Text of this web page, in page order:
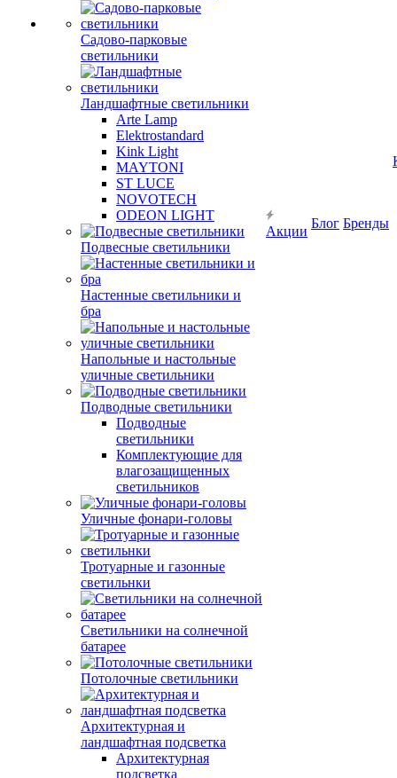
Садово-парковые
светильники
Ландшафтные светильники
Arte Lamp
Elektrostandard
Kink Light
MAYTONI
ST LUCE
NOVOTECH
ODEON LIGHT
Подвесные светильники
Настенные светильники и
бра
Напольные и настольные
уличные светильники
Подводные светильники
Подводные
светильники
Комплектующие для
влагозащищенных
светильников
Уличные фонари-головы
Тротуарные и газонные
светильнки
Светильники на солнечной
батарее
Потолочные светильники
Архитектурная и
ландшафтная подсветка
Архитектурная
подсветка
Акции
Блог Бренды